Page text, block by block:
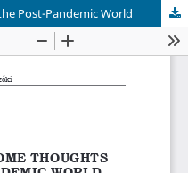
Post-Pandemic World